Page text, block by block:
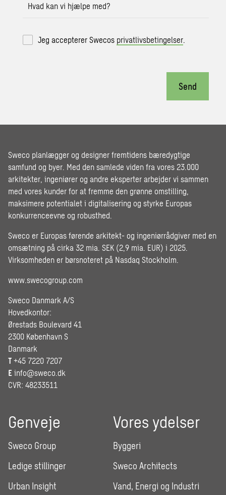
Hvad kan vi hjælpe med?
Jeg accepterer Swecos privatlivsbetingelser
Send
Sweco planlægger og designer fremtidens bæredygtige
samfund og byer. Med den samlede viden fra vores 23.000
arkitekter, ingeniører og andre eksperter arbejder vi sammen
med vores kunder for at fremme den grønne omstilling,
maksimere potentialet i digitalisering og styrke Europas
konkurrenceevne og robusthed.
Sweco er Europas førende arkitekt- og ingeniørrådgiver med en
omsætning på cirka 32 mia. SEK (2,9 mia. EUR) i 2025.
Virksomheden er børsnoteret på Nasdaq Stockholm.
www.swecogroup.com
Sweco Danmark A/S
Hovedkontor:
Ørestads Boulevard 41
2300 København S
Danmark
T +45 7220 7207
E info@sweco.dk
CVR: 48233511
Genveje
Sweco Group
Ledige stillinger
Urban Insight
Vores ydelser
Byggeri
Sweco Architects
Vand, Energi og Industri